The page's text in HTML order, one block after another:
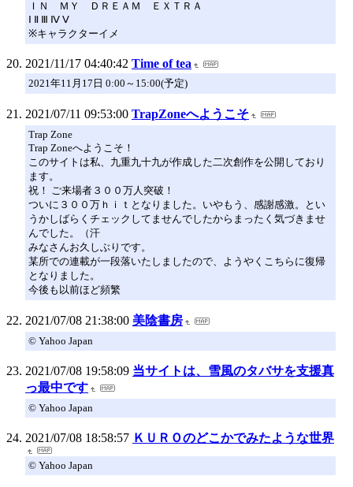
ＩＮ ＭＹ ＤＲＥＡＭ ＥＸＴＲＡ
Ⅰ Ⅱ Ⅲ Ⅳ Ⅴ
※キャラクターイメ
2021/11/17 04:40:42 Time of tea
2021年11月17日 0:00～15:00(予定)
2021/07/11 09:53:00 TrapZoneへようこそ
Trap Zone
Trap Zoneへようこそ！
このサイトは私、九重九十九が作成した二次創作を公開しており
ます。
祝！ ご来場者３００万人突破！
ついに３００万ｈｉｔとなりました。いやもう、感謝感激。とい
うかしばらくチェックしてませんでしたからまったく気づきませ
んでした。（汗
みなさんお久しぶりです。
某所での連載が一段落いたしましたので、ようやくこちらに復帰
となりました。
今後も以前ほど頻繁
2021/07/08 21:38:00 美陰書房
© Yahoo Japan
2021/07/08 19:58:09 当サイトは、雪風のタバサを支援真
っ最中です
© Yahoo Japan
2021/07/08 18:58:57 ＫＵＲＯのどこかでみたような世界
© Yahoo Japan